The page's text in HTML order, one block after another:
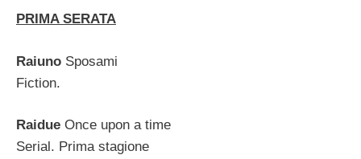
PRIMA SERATA
Raiuno Sposami
Fiction.
Raidue Once upon a time
Serial. Prima stagione